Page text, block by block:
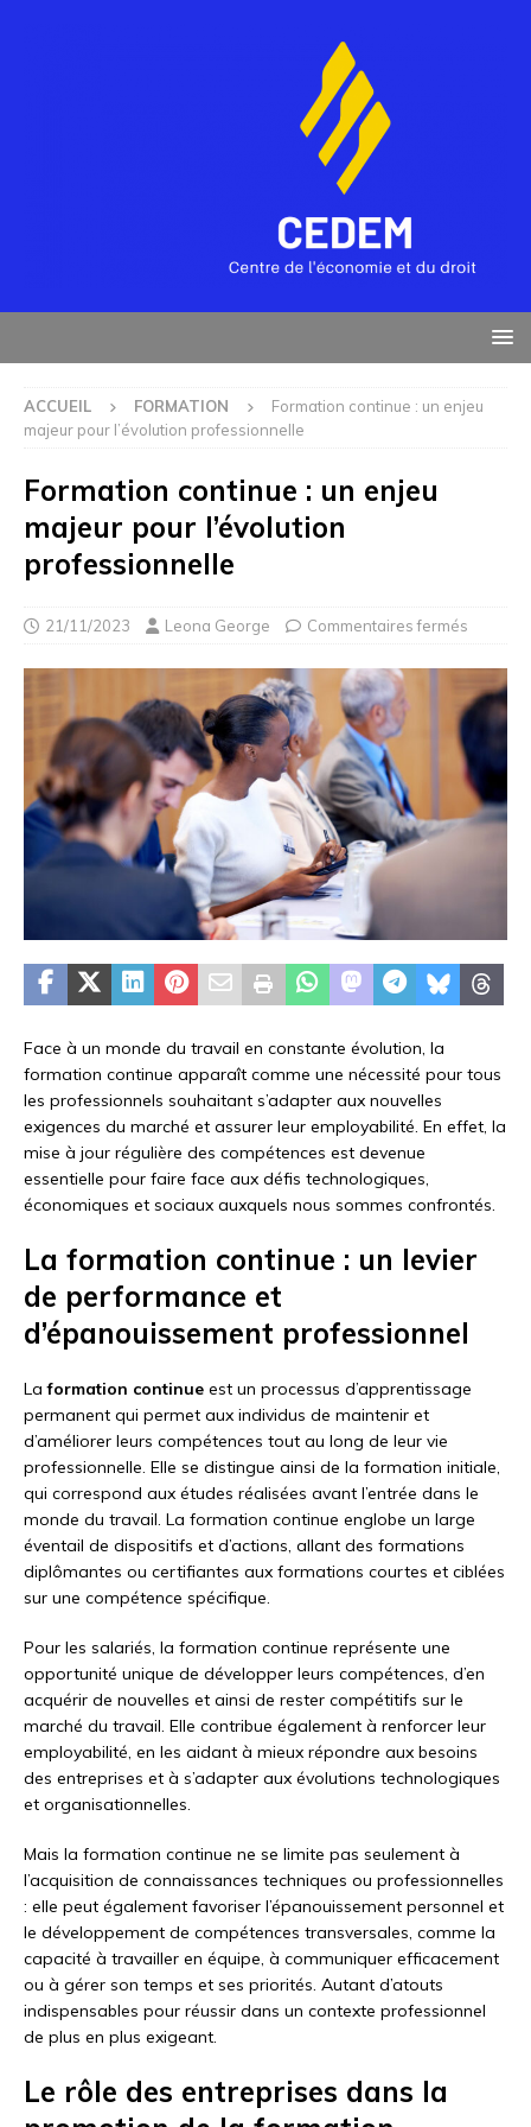
ACCUEIL FORMATION
Formation continue : un enjeu
majeur pour l’évolution professionnelle
Formation continue : un enjeu
majeur pour l’évolution
professionnelle
21/11/2023 Leona George Commentaires fermés
Face à un monde du travail en constante évolution, la
formation continue apparaît comme une nécessité pour tous
les professionnels souhaitant s’adapter aux nouvelles
exigences du marché et assurer leur employabilité. En effet, la
mise à jour régulière des compétences est devenue
essentielle pour faire face aux défis technologiques,
économiques et sociaux auxquels nous sommes confrontés.
La formation continue : un levier
de performance et
d’épanouissement professionnel
Laformation continue est un processus d’apprentissage
permanent qui permet aux individus de maintenir et
d’améliorer leurs compétences tout au long de leur vie
professionnelle. Elle se distingue ainsi de la formation initiale,
qui correspond aux études réalisées avant l’entrée dans le
monde du travail. La formation continue englobe un large
éventail de dispositifs et d’actions, allant des formations
diplômantes ou certifiantes aux formations courtes et ciblées
sur une compétence spécifique.
Pour les salariés, la formation continue représente une
opportunité unique de développer leurs compétences, d’en
acquérir de nouvelles et ainsi de rester compétitifs sur le
marché du travail. Elle contribue également à renforcer leur
employabilité, en les aidant à mieux répondre aux besoins
des entreprises et à s’adapter aux évolutions technologiques
et organisationnelles.
Mais la formation continue ne se limite pas seulement à
l’acquisition de connaissances techniques ou professionnelles
: elle peut également favoriser l’épanouissement personnel et
le développement de compétences transversales, comme la
capacité à travailler en équipe, à communiquer efficacement
ou à gérer son temps et ses priorités. Autant d’atouts
indispensables pour réussir dans un contexte professionnel
de plus en plus exigeant.
Le rôle des entreprises dans la